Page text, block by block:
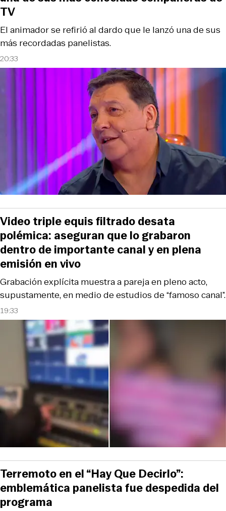
20:33
El animador se refirió al dardo que le lanzó una de sus
más recordadas panelistas.
TV
19:33
Grabación explícita muestra a pareja en pleno acto,
supustamente, en medio de estudios de “famoso canal”.
Video triple equis filtrado desata
polémica: aseguran que lo grabaron
dentro de importante canal y en plena
emisión en vivo
Terremoto en el “Hay Que Decirlo”:
emblemática panelista fue despedida del
programa